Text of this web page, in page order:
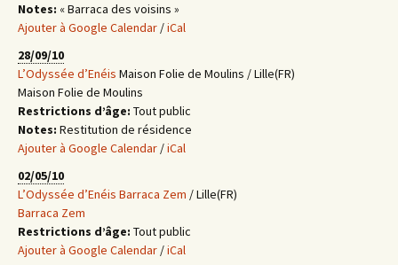
Notes: « Barraca des voisins »
Ajouter à Google Calendar /iCal
28/09/10
L’Odyssée d’Enéis Maison Folie de Moulins / Lille(FR)
Maison Folie de Moulins
Restrictions d’âge: Tout public
Notes: Restitution de résidence
Ajouter à Google Calendar /iCal
02/05/10
L’Odyssée d’Enéis Barraca Zem / Lille(FR)
Barraca Zem
Restrictions d’âge: Tout public
Ajouter à Google Calendar /iCal